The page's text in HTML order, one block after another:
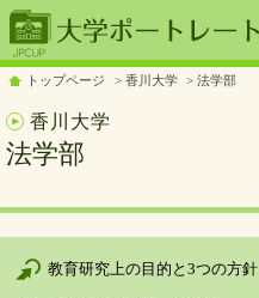
トップページ 香川大学 法学部
香川大学
法学部
教育研究上の目的と3つの方針